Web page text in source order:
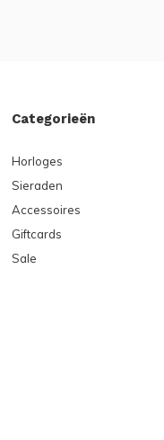
Categorieën
Horloges
Sieraden
Accessoires
Giftcards
Sale